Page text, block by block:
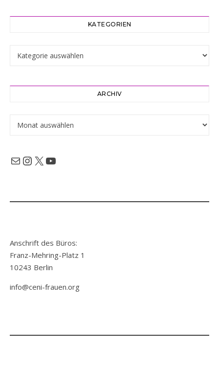
KATEGORIEN
ARCHIV
MailInstagram
X YouTube
Anschrift des Büros:
Franz-Mehring-Platz 1
10243 Berlin
info@ceni-frauen.org